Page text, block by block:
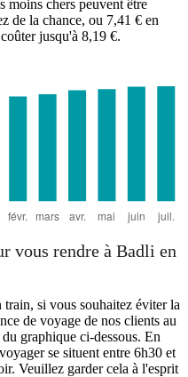
moins chers peuvent être
de la chance, ou 7,41 € en
jusqu'à 8,19 €.
vous rendre à Badli en
si vous souhaitez éviter la
de voyage de nos clients au
graphique ci-dessous. En
se situent entre 6h30 et
Veuillez garder cela à l'esprit